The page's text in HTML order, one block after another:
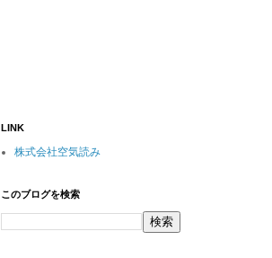
LINK
株式会社空気読み
このブログを検索